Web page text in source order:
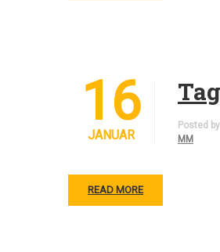
16
JANUAR
Posted by
MM
READ MORE